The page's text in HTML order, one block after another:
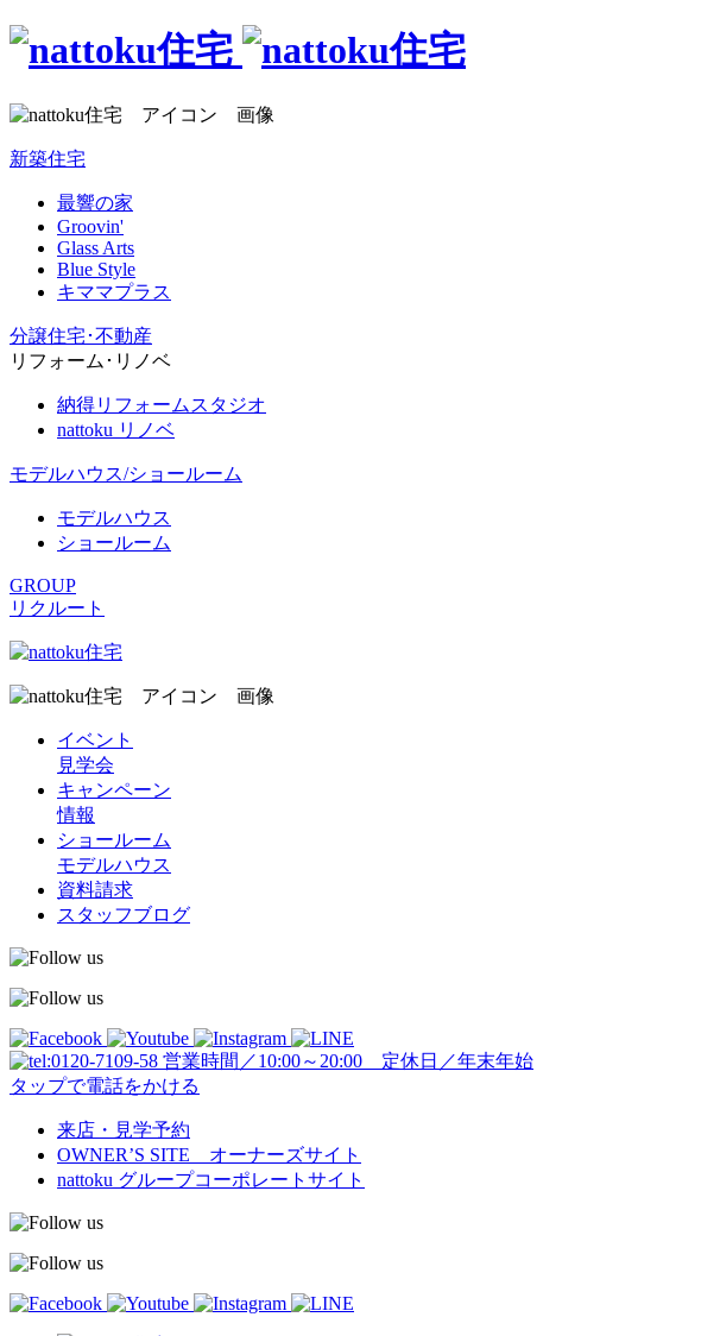
新築住宅
最響の家
Groovin'
Glass Arts
Blue Style
キママプラス
分譲住宅･不動産
リフォーム･リノベ
納得リフォームスタジオ
nattoku リノベ
モデルハウス/ショールーム
モデルハウス
ショールーム
GROUP
リクルート
イベント
見学会
キャンペーン
情報
ショールーム
モデルハウス
資料請求
スタッフブログ
営業時間／10:00～20:00 定休日／年末年始
タップで電話をかける
来店・見学予約
OWNER’S SITE オーナーズサイト
nattoku グループコーポレートサイト